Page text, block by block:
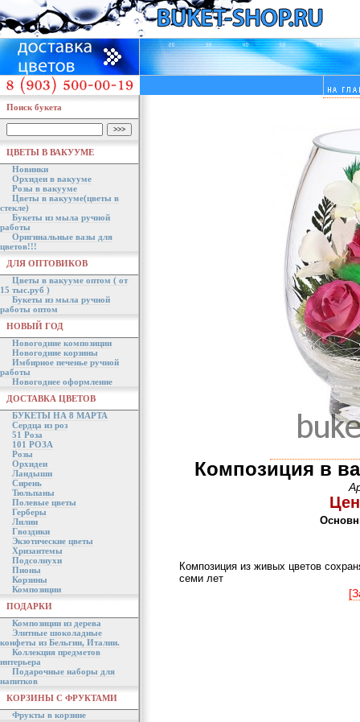
Поиск букета
ЦВЕТЫ В ВАКУУМЕ
Новинки
Орхидеи в вакууме
Розы в вакууме
Цветы в вакууме(цветы в
стекле)
Букеты из мыла ручной
работы
Оригинальные вазы для
цветов!!!
ДЛЯ ОПТОВИКОВ
Цветы в вакууме оптом ( от
15 тыс.руб )
Букеты из мыла ручной
работы оптом
НОВЫЙ ГОД
Новогодние композиции
Новогодние корзины
Имбирное печенье ручной
работы
Новогоднее оформление
ДОСТАВКА ЦВЕТОВ
БУКЕТЫ НА 8 МАРТА
Сердца из роз
51 Роза
101 РОЗА
Розы
Орхидеи
Ландыши
Сирень
Тюльпаны
Полевые цветы
Герберы
Лилии
Гвоздики
Экзотические цветы
Хризантемы
Подсолнухи
Пионы
Корзины
Композиции
ПОДАРКИ
Композиции из дерева
Элитные шоколадные
конфеты из Бельгии, Италии.
Коллекция предметов
интерьера
Подарочные наборы для
напитков
КОРЗИНЫ С ФРУКТАМИ
Фрукты в корзине
Композиция в
Композиция из живых цветов
семи лет